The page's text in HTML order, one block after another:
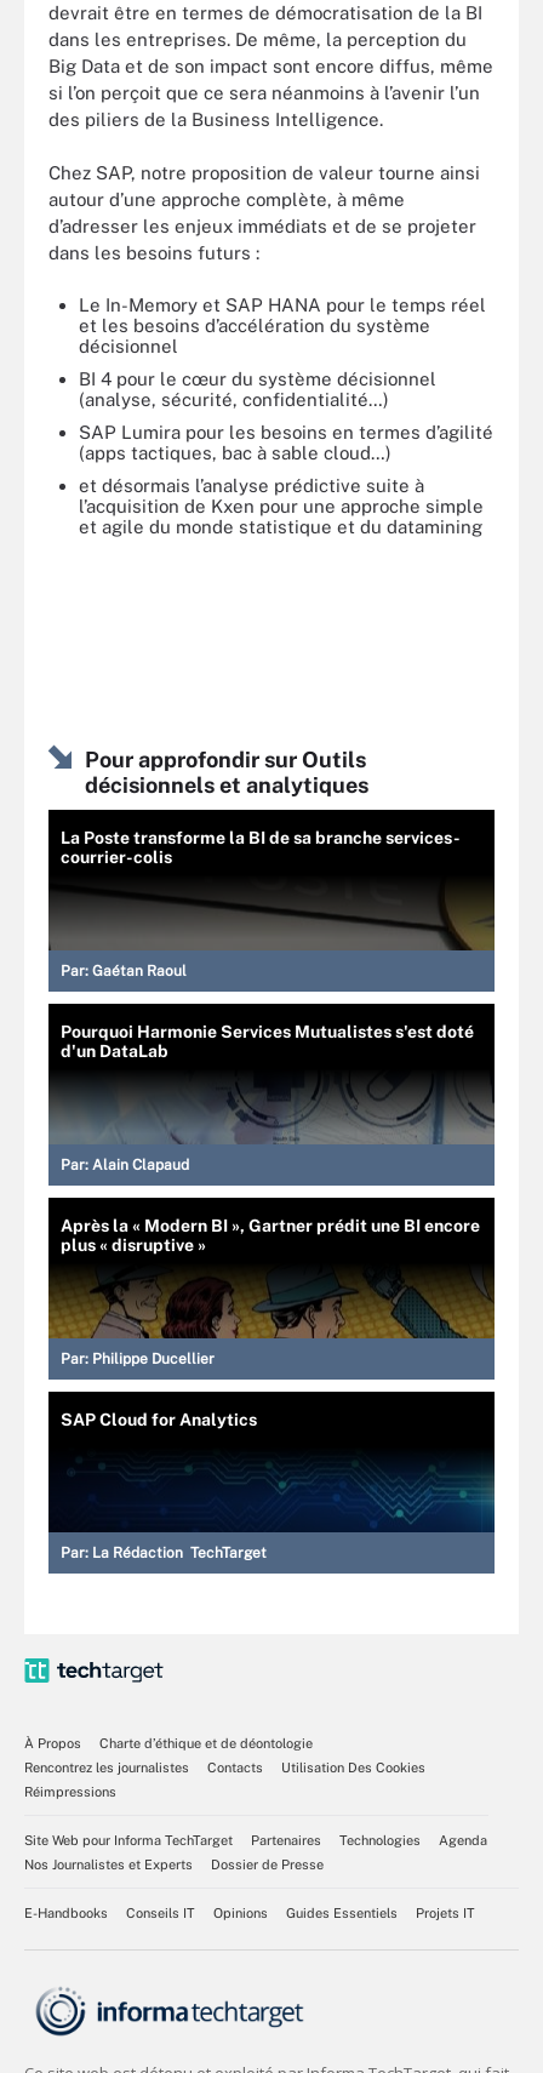
devrait être en termes de démocratisation de la BI
dans les entreprises. De même, la perception du
Big Data et de son impact sont encore diffus, même
si l’on perçoit que ce sera néanmoins à l’avenir l’un
des piliers de la Business Intelligence.
Chez SAP, notre proposition de valeur tourne ainsi
autour d’une approche complète, à même
d’adresser les enjeux immédiats et de se projeter
dans les besoins futurs :
Le In-Memory et SAP HANA pour le temps réel
et les besoins d’accélération du système
décisionnel
BI 4 pour le cœur du système décisionnel
(analyse, sécurité, confidentialité…)
SAP Lumira pour les besoins en termes d’agilité
(apps tactiques, bac à sable cloud…)
et désormais l’analyse prédictive suite à
l’acquisition de Kxen pour une approche simple
et agile du monde statistique et du datamining
Pour approfondir sur Outils
décisionnels et analytiques
La Poste transforme la BI de sa branche services-
courrier-colis
Par: Gaétan Raoul
Pourquoi Harmonie Services Mutualistes s'est doté
d'un DataLab
Par: Alain Clapaud
Après la « Modern BI », Gartner prédit une BI encore
plus « disruptive »
Par: Philippe Ducellier
SAP Cloud for Analytics
Par: La Rédaction TechTarget
À Propos
Charte d’éthique et de déontologie
Rencontrez les journalistes
Contacts
Utilisation Des Cookies
Réimpressions
Site Web pour Informa TechTarget Partenaires Technologies
Agenda
Nos Journalistes et Experts
Dossier de Presse
E-Handbooks Conseils IT Opinions Guides Essentiels Projets IT